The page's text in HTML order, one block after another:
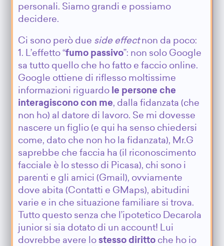
personali. Siamo grandi e possiamo
decidere.
Ci sono però due side effectnon da poco:
1. L’effetto “fumo passivo”: non solo Google
sa tutto quello che ho fatto e faccio online.
Google ottiene di riflesso moltissime
informazioni riguardo le persone che
interagiscono con me, dalla fidanzata (che
non ho) al datore di lavoro. Se mi dovesse
nascere un figlio (e qui ha senso chiedersi
come, dato che non ho la fidanzata), Mr.G
saprebbe che faccia ha (il riconoscimento
facciale è lo stesso di Picasa), chi sono i
parenti e gli amici (Gmail), ovviamente
dove abita (Contatti e GMaps), abitudini
varie e in che situazione familiare si trova.
Tutto questo senza che l’ipotetico Decarola
junior si sia dotato di un account! Lui
dovrebbe avere lostesso diritto che ho io